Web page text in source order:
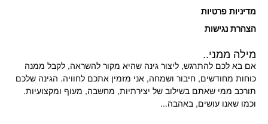
מדיניות פרטיות
הצהרת נגישות
מילה ממני..
אם בא לכם להתרגש, ליצור גינה שהיא מקור להשראה, לקבל ממנה
כוחות מחודשים, חיבור ושמחה, אני מזמין אתכם לחוויה. הגינה שלכם
תורכב ממי שאתם בשילוב של יצירתיות, מחשבה, מעוף ומקצועיות.
וכמו שאנו עושים, באהבה...